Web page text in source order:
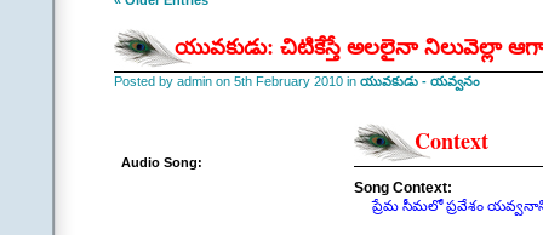
యువకుడు: చిటికేస్తే అలలైనా నిలువెల్లా
Posted by admin on 5th February 2010 in యువకుడు - యవ్వనం
Audio Song:
Context
Song Context:
ప్రేమ సీమలో ప్రవేశం